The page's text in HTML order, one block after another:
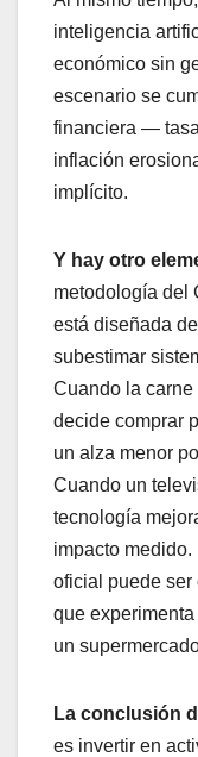
inteligencia
económico sin
escenario se
financiera —
inflación
implícito.
Y hay otro
metodología del
está diseñada
subestimar
Cuando la
decide comprar
un alza menor
Cuando un
tecnología
impacto
oficial puede ser
que
un
La conclusión
es invertir en